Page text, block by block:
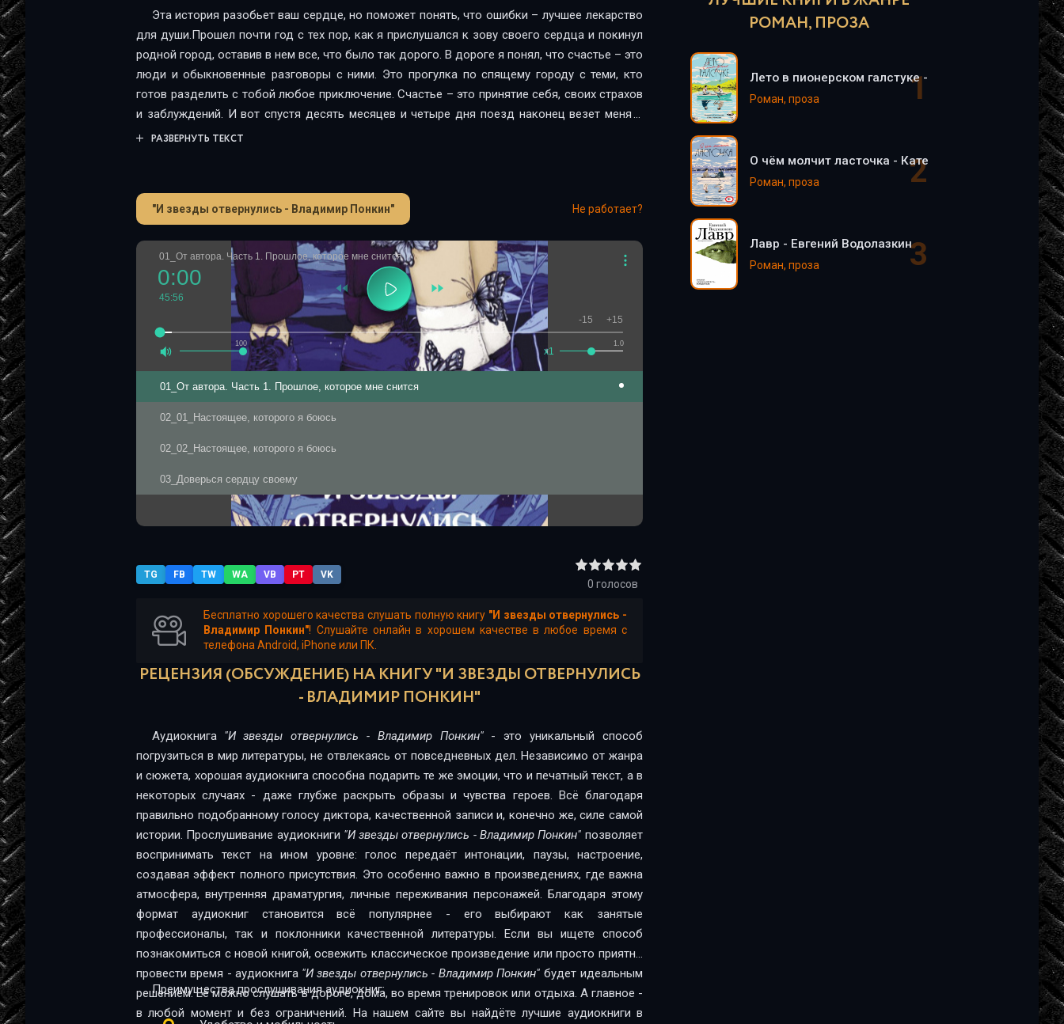
Эта история разобьет ваш сердце, но поможет понять, что ошибки – лучшее лекарство
для души.Прошел почти год с тех пор, как я прислушался к зову своего сердца и покинул
родной город, оставив в нем все, что было так дорого. В дороге я понял, что счастье – это
люди и обыкновенные разговоры с ними. Это прогулка по спящему городу с теми, кто
готов разделить с тобой любое приключение. Счастье – это принятие себя, своих страхов
и заблуждений. И вот спустя десять месяцев и четыре дня поезд наконец везет меня в
сторону дома. Но ждут ли там моего возвращения? Эта книга хранит в себе мои
РАЗВЕРНУТЬ ТЕКСТ
"И звезды отвернулись - Владимир Понкин" Не работает?
01_От автора. Часть 1. Прошлое, которое мне снится
100
0:00
45:56
1.0
x1
-15 +15
01_От автора. Часть 1. Прошлое, которое мне снится
02_01_Настоящее, которого я боюсь
02_02_Настоящее, которого я боюсь
03_Доверься сердцу своему
TG FB TW WA VB PT VK
0 голосов
Бесплатно хорошего качества слушать полную книгу "И звезды отвернулись -
Владимир Понкин"! Слушайте онлайн в хорошем качестве в любое время с
телефона Android, iPhone или ПК.
РЕЦЕНЗИЯ (ОБСУЖДЕНИЕ) НА КНИГУ "И ЗВЕЗДЫ ОТВЕРНУЛИСЬ
- ВЛАДИМИР ПОНКИН"
Аудиокнига "И звезды отвернулись - Владимир Понкин"- это уникальный способ
погрузиться в мир литературы, не отвлекаясь от повседневных дел. Независимо от жанра
и сюжета, хорошая аудиокнига способна подарить те же эмоции, что и печатный текст, а в
некоторых случаях - даже глубже раскрыть образы и чувства героев. Всё благодаря
правильно подобранному голосу диктора, качественной записи и, конечно же, силе самой
истории. Прослушивание аудиокниги "И звезды отвернулись - Владимир Понкин" позволяет
воспринимать текст на ином уровне: голос передаёт интонации, паузы, настроение,
создавая эффект полного присутствия. Это особенно важно в произведениях, где важна
атмосфера, внутренняя драматургия, личные переживания персонажей. Благодаря этому
формат аудиокниг становится всё популярнее - его выбирают как занятые
профессионалы, так и поклонники качественной литературы. Если вы ищете способ
познакомиться с новой книгой, освежить классическое произведение или просто приятно
провести время - аудиокнига "И звезды отвернулись - Владимир Понкин" будет идеальным
решением. Её можно слушать в дороге, дома, во время тренировок или отдыха. А главное -
в любой момент и без ограничений. На нашем сайте вы найдёте лучшие аудиокниги в
Преимущества прослушивания аудиокниг:
РОМАН, ПРОЗА
Лето в пионерском галстуке - Катерина Сильванова
Роман, проза
О чём молчит ласточка - Катерина Сильванова,
Роман, проза
Лавр - Евгений Водолазкин
Роман, проза